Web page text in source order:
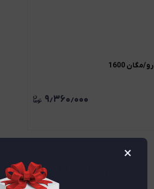
۹٫۳۶۰٫۰۰۰
خریداقساطی تا 100 میلیون تومان
×